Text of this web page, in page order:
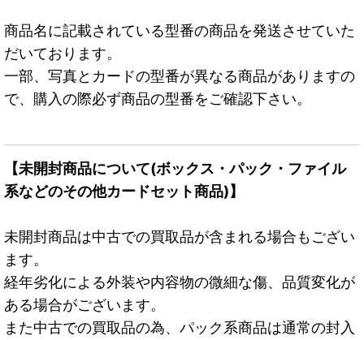
商品名に記載されている型番の商品を発送させていた
だいております。
一部、写真とカードの型番が異なる商品がありますの
で、購入の際必ず商品の型番をご確認下さい。
【未開封商品について(ボックス・パック・ファイル
系などのその他カードセット商品)】
未開封商品は中古での買取品が含まれる場合もござい
ます。
経年劣化による外装や内容物の微細な傷、品質変化が
ある場合がございます。
また中古での買取品の為、パック系商品は通常の封入